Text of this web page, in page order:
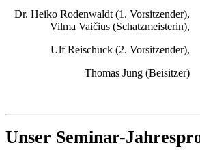
Dr. Heiko Rodenwaldt (1. Vorsitzender),
Vilma Vaičius (Schatzmeisterin),
Ulf Reischuck (2. Vorsitzender),
Thomas Jung (Beisitzer)
Unser Seminar-